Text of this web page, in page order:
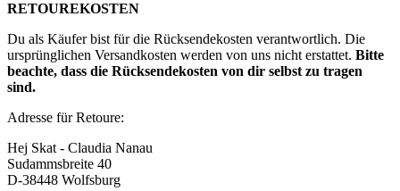
RETOUREKOSTEN
Du als Käufer bist für die Rücksendekosten verantwortlich. Die
ursprünglichen Versandkosten werden von uns nicht erstattet. Bitte
beachte, dass die Rücksendekosten von dir selbst zu tragen
sind.
Adresse für Retoure:
Hej Skat - Claudia Nanau
Sudammsbreite 40
D-38448 Wolfsburg